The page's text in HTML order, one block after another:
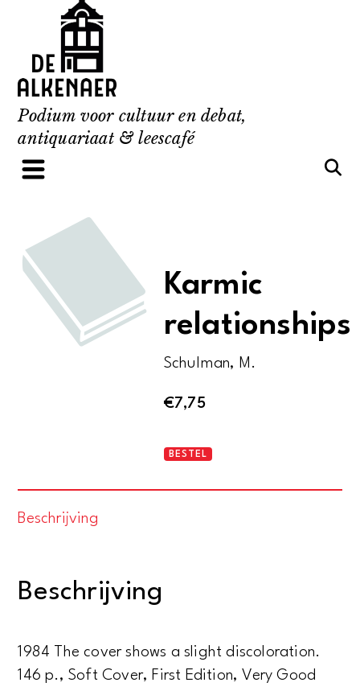
content
Podium voor cultuur en debat,
antiquariaat & leescafé
Karmic
relationships
Schulman, M.
€7,75
Karmic
BESTEL
Beschrijving
Beschrijving
1984 The cover shows a slight discoloration.
146 p., Soft Cover, First Edition, Very Good